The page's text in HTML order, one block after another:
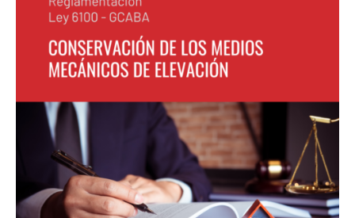
Reglamentación
CONSERVACIÓN
MECÁNICOS
ELEVACIÓN